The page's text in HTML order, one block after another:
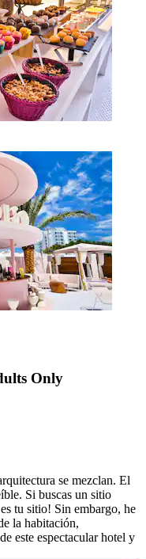
Only
se mezclan. El
Si buscas un sitio
tu sitio! Sin embargo, he
la habitación,
este espectacular hotel y